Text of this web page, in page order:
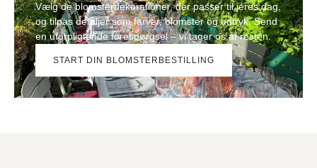
Vælg de blomsterdekorationer, der passer til jeres dag,
og tilpas detaljer som farver, blomster og udtryk. Send
en uforpligtende forespørgsel – vi tager os af resten.
START DIN BLOMSTERBESTILLING